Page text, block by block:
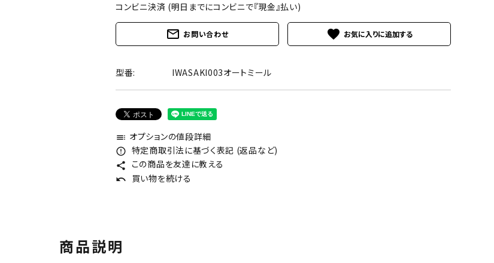
コンビニ決済 (明日までにコンビニで『現金』払い)
mail_outline お問い合わせ favorite
型番: IWASAKI003オートミール
toc オプションの値段詳細
error_outline 特定商取引法に基づく表記 (返品など)
share この商品を友達に教える
undo 買い物を続ける
商品説明